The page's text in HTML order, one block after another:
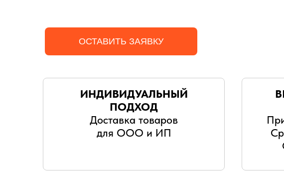
ОСТАВИТЬ ЗАЯВКУ
ИНДИВИДУАЛЬНЫЙ
ПОДХОД
Доставка товаров
для ООО и ИП